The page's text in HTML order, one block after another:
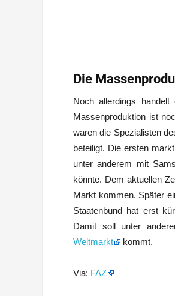
Die
Noch allerdings
Massenproduktion ist
waren die Spezialisten
beteiligt. Die ersten
unter anderem mit
könnte. Dem aktuellen
Markt kommen. Später
Staatenbund hat erst
Damit soll unter
Weltmarkt
kommt.
Via: FAZ